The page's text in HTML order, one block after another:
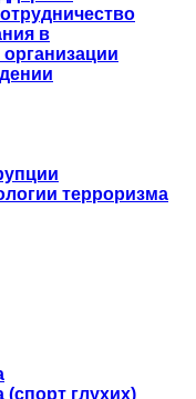
в
терроризма
(спорт глухих)